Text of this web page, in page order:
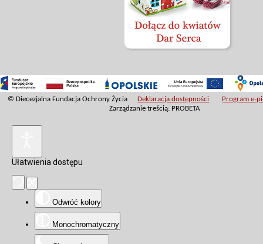
© Diecezjalna Fundacja Ochrony Życia Deklaracja dostępności
Program e-
Zarządzanie treścią: PROBETA
Ułatwienia dostępu
Odwróć kolory
Monochromatyczny